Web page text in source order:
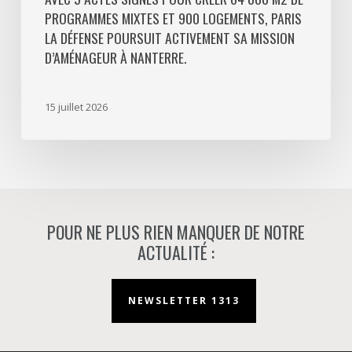
poursuit
activement
PROGRAMMES MIXTES ET 900 LOGEMENTS, PARIS
LA DÉFENSE POURSUIT ACTIVEMENT SA MISSION
D’AMÉNAGEUR À NANTERRE.
15 juillet 2026
POUR NE PLUS RIEN MANQUER DE NOTRE
ACTUALITÉ :
NEWSLETTER 1313